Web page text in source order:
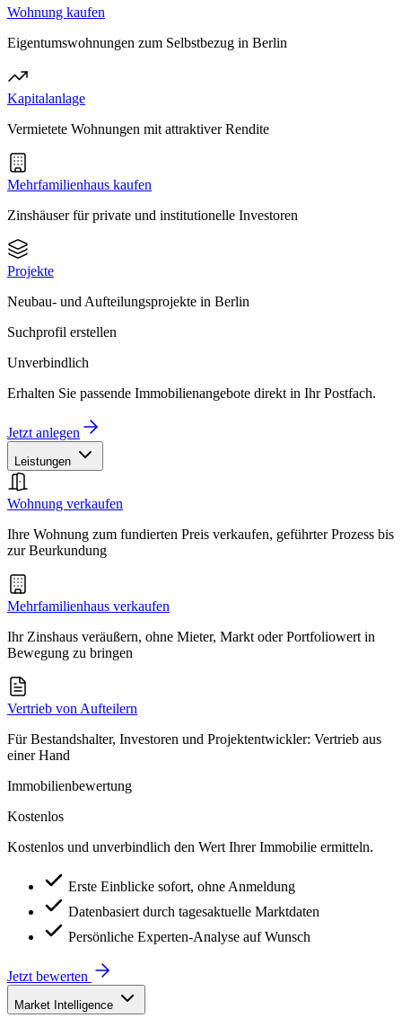
Wohnung kaufen
Eigentumswohnungen zum Selbstbezug in Berlin
Kapitalanlage
Vermietete Wohnungen mit attraktiver Rendite
Mehrfamilienhaus kaufen
Zinshäuser für private und institutionelle Investoren
Projekte
Neubau- und Aufteilungsprojekte in Berlin
Suchprofil erstellen
Unverbindlich
Erhalten Sie passende Immobilienangebote direkt in Ihr Postfach.
Jetzt anlegen
Leistungen
Wohnung verkaufen
Ihre Wohnung zum fundierten Preis verkaufen, geführter Prozess bis
zur Beurkundung
Mehrfamilienhaus verkaufen
Ihr Zinshaus veräußern, ohne Mieter, Markt oder Portfoliowert in
Bewegung zu bringen
Vertrieb von Aufteilern
Für Bestandshalter, Investoren und Projektentwickler: Vertrieb aus
einer Hand
Immobilienbewertung
Kostenlos
Kostenlos und unverbindlich den Wert Ihrer Immobilie ermitteln.
Erste Einblicke sofort, ohne Anmeldung
Datenbasiert durch tagesaktuelle Marktdaten
Persönliche Experten-Analyse auf Wunsch
Jetzt bewerten
Market Intelligence